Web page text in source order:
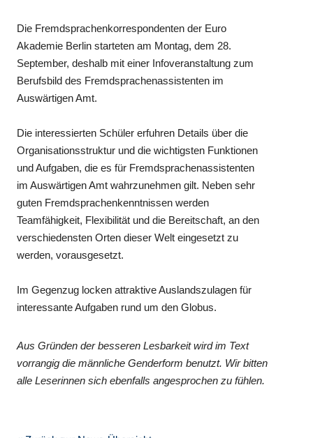
Die Fremdsprachenkorrespondenten der Euro
Akademie Berlin starteten am Montag, dem 28.
September, deshalb mit einer Infoveranstaltung zum
Berufsbild des Fremdsprachenassistenten im
Auswärtigen Amt.
Die interessierten Schüler erfuhren Details über die
Organisationsstruktur und die wichtigsten Funktionen
und Aufgaben, die es für Fremdsprachenassistenten
im Auswärtigen Amt wahrzunehmen gilt. Neben sehr
guten Fremdsprachenkenntnissen werden
Teamfähigkeit, Flexibilität und die Bereitschaft, an den
verschiedensten Orten dieser Welt eingesetzt zu
werden, vorausgesetzt.
Im Gegenzug locken attraktive Auslandszulagen für
interessante Aufgaben rund um den Globus.
Aus Gründen der besseren Lesbarkeit wird im Text
vorrangig die männliche Genderform benutzt. Wir bitten
alle Leserinnen sich ebenfalls angesprochen zu fühlen.